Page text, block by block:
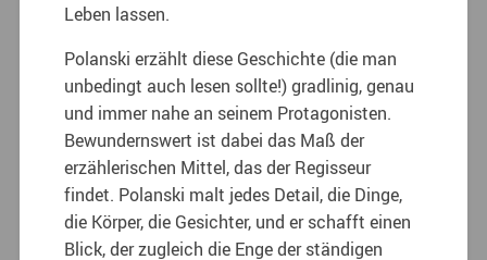
Leben lassen.
Polanski erzählt diese Geschichte (die man
unbedingt auch lesen sollte!) gradlinig, genau
und immer nahe an seinem Protagonisten.
Bewundernswert ist dabei das Maß der
erzählerischen Mittel, das der Regisseur
findet. Polanski malt jedes Detail, die Dinge,
die Körper, die Gesichter, und er schafft einen
Blick, der zugleich die Enge der ständigen